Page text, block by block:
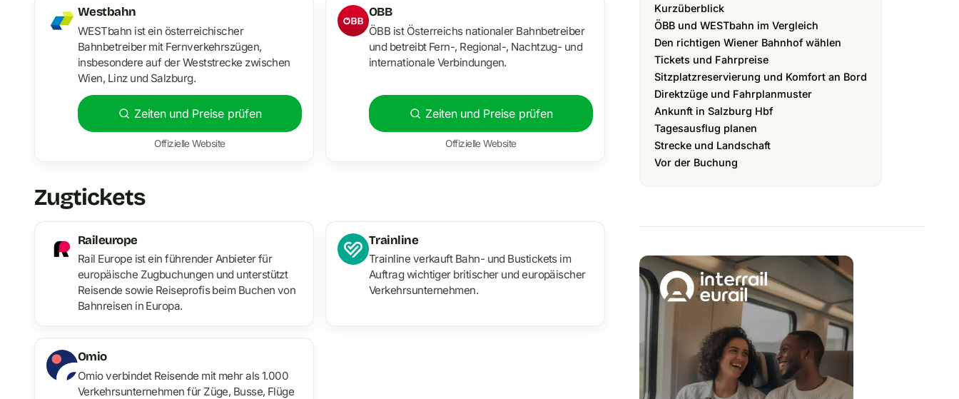
Westbahn
WESTbahn ist ein österreichischer
Bahnbetreiber mit Fernverkehrszügen,
insbesondere auf der Weststrecke zwischen
Wien, Linz und Salzburg.
Zeiten und Preise prüfen
Offizielle Website
OBB
ÖBB ist Österreichs nationaler Bahnbetreiber
und betreibt Fern-, Regional-, Nachtzug- und
internationale Verbindungen.
Zeiten und Preise prüfen
Offizielle Website
Zugtickets
Raileurope
Rail Europe ist ein führender Anbieter für
europäische Zugbuchungen und unterstützt
Reisende sowie Reiseprofis beim Buchen von
Bahnreisen in Europa.
Trainline
Trainline verkauft Bahn- und Bustickets im
Auftrag wichtiger britischer und europäischer
Verkehrsunternehmen.
Omio
Omio verbindet Reisende mit mehr als 1.000
Verkehrsunternehmen für Züge, Busse, Flüge
Kurzüberblick
ÖBB und WESTbahn im Vergleich
Den richtigen Wiener Bahnhof wählen
Tickets und Fahrpreise
Sitzplatzreservierung und Komfort an Bord
Direktzüge und Fahrplanmuster
Ankunft in Salzburg Hbf
Tagesausflug planen
Strecke und Landschaft
Vor der Buchung